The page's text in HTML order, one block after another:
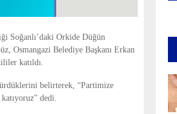
Soğanlı’daki Orkide Düğün
Osmangazi Belediye Başkanı Erkan
katıldı.
belirterek, “Partimize
dedi.